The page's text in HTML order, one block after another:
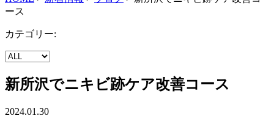
ース
カテゴリー:
新所沢でニキビ跡ケア改善コース
2024.01.30